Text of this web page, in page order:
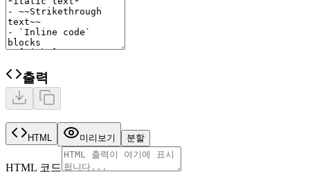
출력
HTML 미리보기 분할
HTML 코드